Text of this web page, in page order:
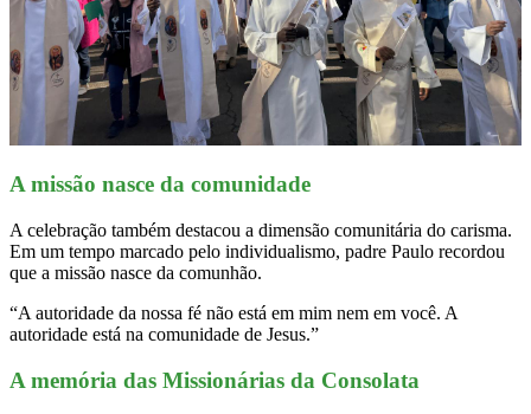
A missão nasce da comunidade
A celebração também destacou a dimensão comunitária do carisma.
Em um tempo marcado pelo individualismo, padre Paulo recordou
que a missão nasce da comunhão.
“A autoridade da nossa fé não está em mim nem em você. A
autoridade está na comunidade de Jesus.”
A memória das Missionárias da Consolata